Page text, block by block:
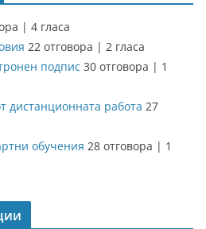
| 4 гласа
22 отговора | 2 гласа
подпис 30 отговора | 1
дистанционната работа 27
обучения 28 отговора | 1